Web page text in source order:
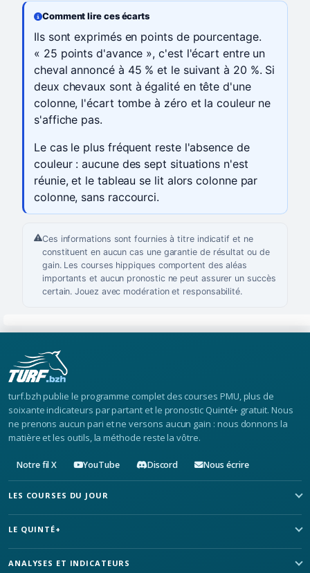
Comment lire ces écarts
Ils sont exprimés en points de pourcentage.
« 25 points d'avance », c'est l'écart entre un
cheval annoncé à 45 % et le suivant à 20 %. Si
deux chevaux sont à égalité en tête d'une
colonne, l'écart tombe à zéro et la couleur ne
s'affiche pas.
Le cas le plus fréquent reste l'absence de
couleur : aucune des sept situations n'est
réunie, et le tableau se lit alors colonne par
colonne, sans raccourci.
Ces informations sont fournies à titre indicatif et ne
constituent en aucun cas une garantie de résultat ou de
gain. Les courses hippiques comportent des aléas
importants et aucun pronostic ne peut assurer un succès
certain. Jouez avec modération et responsabilité.
turf.bzh publie le programme complet des courses PMU, plus de
soixante indicateurs par partant et le pronostic Quinté+ gratuit. Nous
ne prenons aucun pari et ne versons aucun gain : nous donnons la
matière et les outils, la méthode reste la vôtre.
Notre fil X YouTube Discord Nous écrire
LES COURSES DU JOUR
LE QUINTÉ+
ANALYSES ET INDICATEURS